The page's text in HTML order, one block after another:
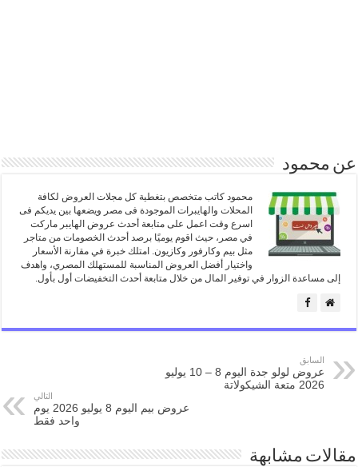
عن محمود
محمود كاتب متخصص بتغطية كل مجلات العروض لكافة
المحلات والهايبرات الموجودة فى مصر ويضعها بين يديكم فى
اسرع وقت اعمل على متابعة أحدث عروض الهايبر ماركت
في مصر، حيث اقوم يوميًا برصد أحدث الخصومات من متاجر
مثل بيم وكارفور وكازيون. امتلك خبرة في مقارنة الأسعار
واختيار أفضل العروض المناسبة للمستهلك المصري، واهدف
إلى مساعدة الزوار في توفير المال من خلال متابعة أحدث التخفيضات أول بأول.
السابق
عروض لولو جدة اليوم 8 – 10 يوليو
2026 متعة الشيكولاتة
التالي
عروض بيم اليوم 8 يوليو 2026 يوم
واحد فقط
مقالات مشابهة